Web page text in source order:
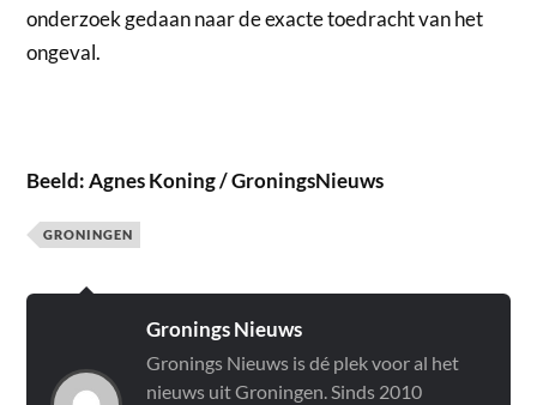
onderzoek gedaan naar de exacte toedracht van het
ongeval.
Beeld: Agnes Koning / GroningsNieuws
GRONINGEN
Gronings Nieuws
Gronings Nieuws is dé plek voor al het
nieuws uit Groningen. Sinds 2010